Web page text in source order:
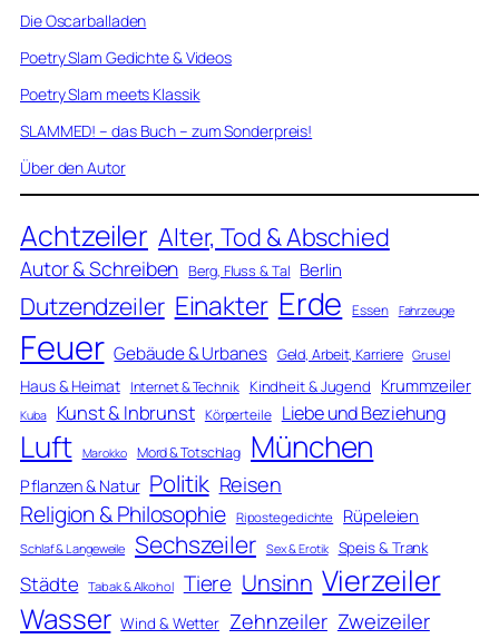
Die Oscarballaden
Poetry Slam Gedichte & Videos
Poetry Slam meets Klassik
SLAMMED! – das Buch – zum Sonderpreis!
Über den Autor
Achtzeiler Alter, Tod & Abschied
Autor & Schreiben Berg, Fluss & Tal Berlin
Dutzendzeiler Einakter Erde Essen Fahrzeuge
Feuer Gebäude & Urbanes Geld, Arbeit, Karriere Grusel
Haus & Heimat Internet & Technik Kindheit & Jugend Krummzeiler
Kuba Kunst & Inbrunst Körperteile Liebe und Beziehung
Luft Marokko Mord & Totschlag München
Pflanzen & Natur Politik Reisen
Religion & Philosophie Ripostegedichte Rüpeleien
Schlaf & Langeweile Sechszeiler Sex & Erotik Speis & Trank
Städte Tabak & Alkohol Tiere Unsinn Vierzeiler
Wasser Wind & Wetter Zehnzeiler Zweizeiler